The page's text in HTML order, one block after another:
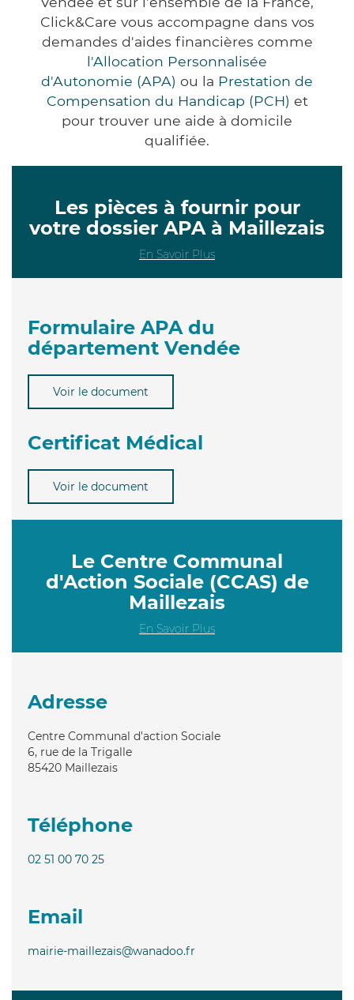
Click&Care vous accompagne dans vos
demandes d'aides financières comme
l'Allocation Personnalisée
d'Autonomie (APA) ou la Prestation de
Compensation du Handicap (PCH) et
pour trouver une aide à domicile
qualifiée.
Les pièces à fournir pour
votre dossier APA à Maillezais
En Savoir Plus
Formulaire APA du
département Vendée
Voir le document
Certificat Médical
Voir le document
Le Centre Communal
d'Action Sociale (CCAS) de
Maillezais
En Savoir Plus
Adresse
Centre Communal d'action Sociale
6, rue de la Trigalle
85420 Maillezais
Téléphone
02 51 00 70 25
Email
mairie-maillezais@wanadoo.fr